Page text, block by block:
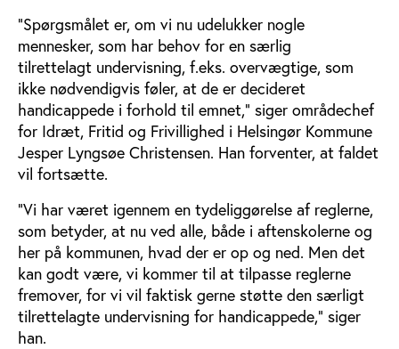
”Spørgsmålet er, om vi nu udelukker nogle
mennesker, som har behov for en særlig
tilrettelagt undervisning, f.eks. overvægtige, som
ikke nødvendigvis føler, at de er decideret
handicappede i forhold til emnet,” siger områdechef
for Idræt, Fritid og Frivillighed i Helsingør Kommune
Jesper Lyngsøe Christensen. Han forventer, at faldet
vil fortsætte.
”Vi har været igennem en tydeliggørelse af reglerne,
som betyder, at nu ved alle, både i aftenskolerne og
her på kommunen, hvad der er op og ned. Men det
kan godt være, vi kommer til at tilpasse reglerne
fremover, for vi vil faktisk gerne støtte den særligt
tilrettelagte undervisning for handicappede,” siger
han.